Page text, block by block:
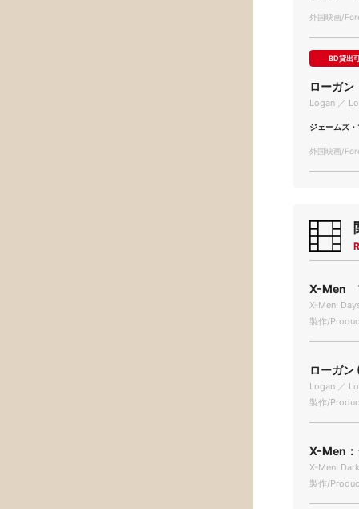
外国映画/
BD貸出
ローガン
Logan ／
ジェームズ
外国映画/
X-Men
X-Men:
製作/
ローガ
Logan ／
製作/
X-Men：
X-Men:
製作/